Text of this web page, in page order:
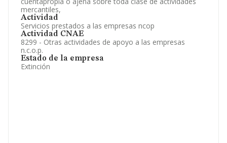
mercantiles,
Actividad
Servicios prestados a las empresas ncop
Actividad CNAE
8299 - Otras actividades de apoyo a las empresas
n.c.o.p.
Estado de la empresa
Extinción